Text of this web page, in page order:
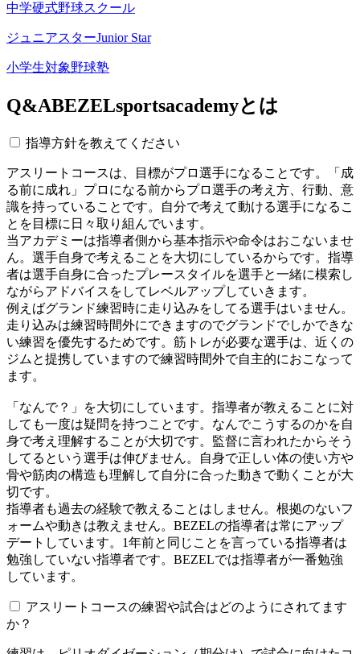
中学硬式野球スクール
ジュニアスターJunior Star
小学生対象野球塾
Q&ABEZELsportsacademyとは
指導方針を教えてください
アスリートコースは、目標がプロ選手になることです。「成
る前に成れ」プロになる前からプロ選手の考え方、行動、意
識を持っていることです。自分で考えて動ける選手になるこ
とを目標に日々取り組んでいます。
当アカデミーは指導者側から基本指示や命令はおこないませ
ん。選手自身で考えることを大切にしているからです。指導
者は選手自身に合ったプレースタイルを選手と一緒に模索し
ながらアドバイスをしてレベルアップしていきます。
例えばグランド練習時に走り込みをしてる選手はいません。
走り込みは練習時間外にできますのでグランドでしかできな
い練習を優先するためです。筋トレが必要な選手は、近くの
ジムと提携していますので練習時間外で自主的におこなって
ます。
「なんで？」を大切にしています。指導者が教えることに対
しても一度は疑問を持つことです。なんでこうするのかを自
身で考え理解することが大切です。監督に言われたからそう
してるという選手は伸びません。自身で正しい体の使い方や
骨や筋肉の構造も理解して自分に合った動きで動くことが大
切です。
指導者も過去の経験で教えることはしません。根拠のないフ
ォームや動きは教えません。BEZELの指導者は常にアップ
デートしています。1年前と同じことを言っている指導者は
勉強していない指導者です。BEZELでは指導者が一番勉強
しています。
アスリートコースの練習や試合はどのようにされてます
か？